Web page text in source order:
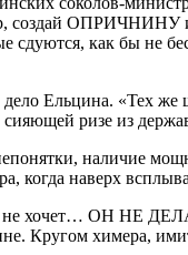
создай ОПРИЧНИНУ
как бы не
Ельцина. «Тех
ризе из
непонятки,
когда наверх
не хочет… ОН НЕ
Кругом химера,